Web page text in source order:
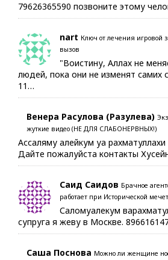
79626365590 позвоните этому
nart Ключ от лечения игровой
вызов
"Воистину, Аллах не
людей, пока они не изменят самих
11…
Венера Расулова (Разулева)
жуткие видео (НЕ ДЛЯ СЛАБОНЕРВНЫХ!)
Ассаляму алейкум уа рахматуллахи
Дайте пожалуйста контакты
Саид Саидов Брачное
работает при Исторической
Саломуалекум
супруга я жеву в Москве.
Саша Поснова Можно ли женщине